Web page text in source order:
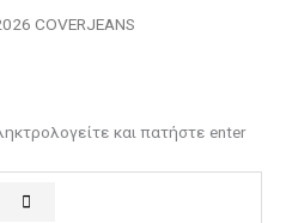
COVERJEANS
και πατήστε enter